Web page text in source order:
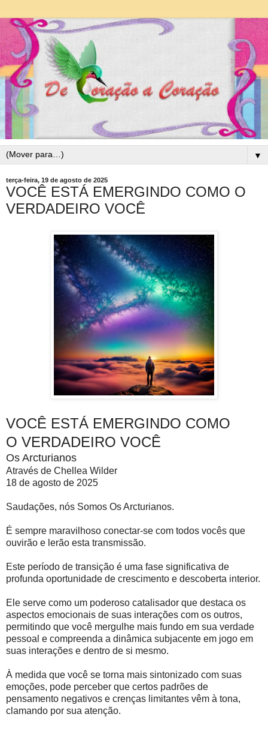
▼
terça-feira, 19 de agosto de 2025
VOCÊ ESTÁ EMERGINDO COMO O
VERDADEIRO VOCÊ
VOCÊ ESTÁ EMERGINDO COMO
O VERDADEIRO VOCÊ
Os Arcturianos
Através de Chellea Wilder
18 de agosto de 2025
Saudações, nós Somos Os Arcturianos.
É sempre maravilhoso conectar-se com todos vocês que
ouvirão e lerão esta transmissão.
Este período de transição é uma fase significativa de
profunda oportunidade de crescimento e descoberta interior.
Ele serve como um poderoso catalisador que destaca os
aspectos emocionais de suas interações com os outros,
permitindo que você mergulhe mais fundo em sua verdade
pessoal e compreenda a dinâmica subjacente em jogo em
suas interações e dentro de si mesmo.
À medida que você se torna mais sintonizado com suas
emoções, pode perceber que certos padrões de
pensamento negativos e crenças limitantes vêm à tona,
clamando por sua atenção.